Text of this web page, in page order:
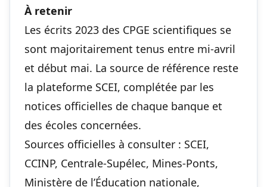
À retenir
Les écrits 2023 des CPGE scientifiques se
sont majoritairement tenus entre mi-avril
et début mai. La source de référence reste
la plateforme SCEI, complétée par les
notices officielles de chaque banque et
des écoles concernées.
Sources officielles à consulter : SCEI,
CCINP, Centrale-Supélec, Mines-Ponts,
Ministère de l’Éducation nationale,